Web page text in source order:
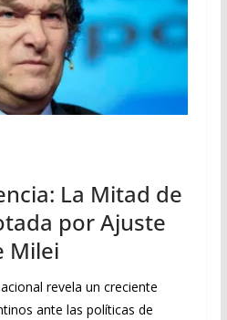
La Mitad de
por Ajuste
Milei
revela un creciente
ante las políticas de